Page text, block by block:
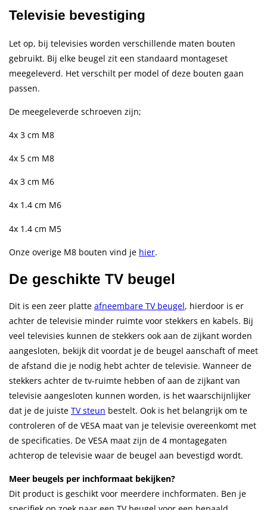
Televisie bevestiging
Let op, bij televisies worden verschillende maten bouten
gebruikt. Bij elke beugel zit een standaard montageset
meegeleverd. Het verschilt per model of deze bouten gaan
passen.
De meegeleverde schroeven zijn;
4x 3 cm M8
4x 5 cm M8
4x 3 cm M6
4x 1.4 cm M6
4x 1.4 cm M5
Onze overige M8 bouten vind je hier.
De geschikte TV beugel
Dit is een zeer platte afneembare TV beugel, hierdoor is er
achter de televisie minder ruimte voor stekkers en kabels. Bij
veel televisies kunnen de stekkers ook aan de zijkant worden
aangesloten, bekijk dit voordat je de beugel aanschaft of meet
de afstand die je nodig hebt achter de televisie. Wanneer de
stekkers achter de tv-ruimte hebben of aan de zijkant van
televisie aangesloten kunnen worden, is het waarschijnlijker
dat je de juiste TV steun bestelt. Ook is het belangrijk om te
controleren of de VESA maat van je televisie overeenkomt met
de specificaties. De VESA maat zijn de 4 montagegaten
achterop de televisie waar de beugel aan bevestigd wordt.
Meer beugels per inchformaat bekijken?
Dit product is geschikt voor meerdere inchformaten. Ben je